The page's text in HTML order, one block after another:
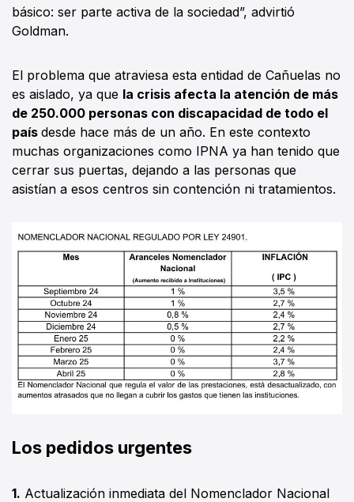
básico: ser parte activa de la sociedad”, advirtió
Goldman.
El problema que atraviesa esta entidad de Cañuelas no
es aislado, ya que la crisis afecta la atención de más
de 250.000 personas con discapacidad de todo el
país desde hace más de un año. En este contexto
muchas organizaciones como IPNA ya han tenido que
cerrar sus puertas, dejando a las personas que
asistían a esos centros sin contención ni tratamientos.
Los pedidos urgentes
1. Actualización inmediata del Nomenclador Nacional